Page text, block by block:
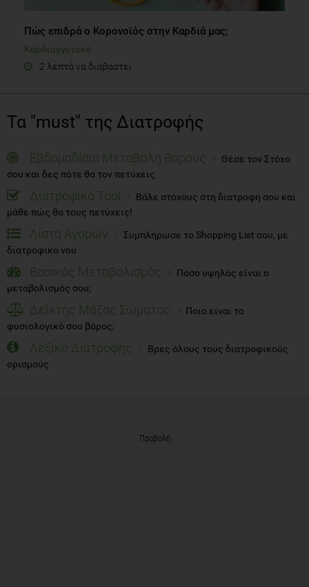
Πώς επιδρά ο Κορονοϊός στην Καρδιά μας;
Καρδιαγγειακά
2 λεπτά να διαβαστεί
Τα "must" της Διατροφής
Εβδομαδίαια Μεταβολή Βάρους
Θέσε τον Στόχο
σου και δες πότε θα τον πετύχεις
Διατροφικό Tool
Βάλε στόχους στη διατροφή σου και
μάθε πώς θα τους πετύχεις!
Λίστα Αγορών
Συμπλήρωσε το Shopping List σου, με
διατροφικό νου
Βασικός Μεταβολισμός
Πόσο υψηλός είναι ο
μεταβολισμός σου;
Δείκτης Μάζας Σώματος
Ποιο είναι το
φυσιολογικό σου βάρος;
Λεξικό Διατροφής
Βρες όλους τους διατροφικούς
ορισμούς
Προβολή